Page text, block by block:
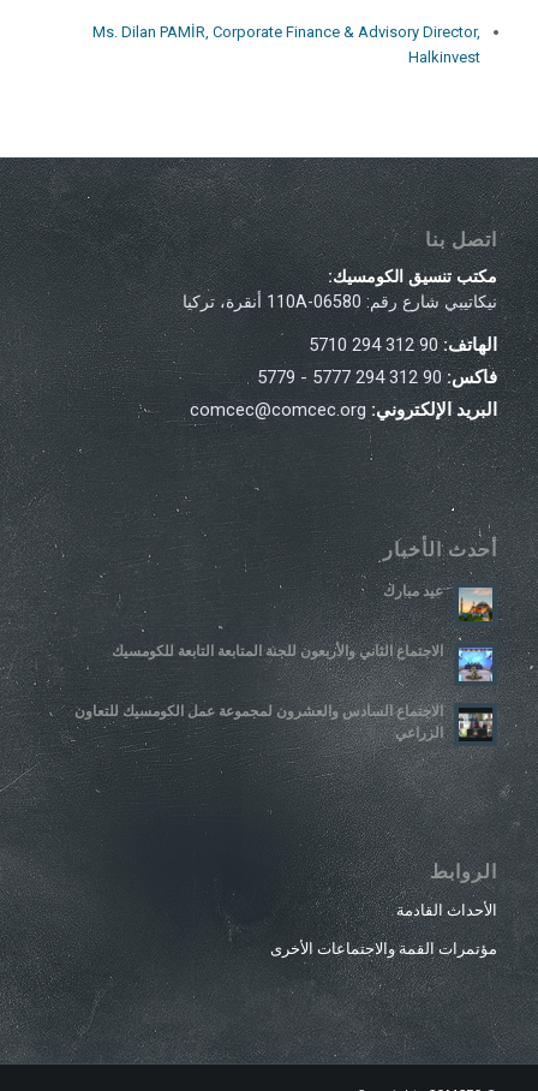
Ms. Dilan PAMİR, Corporate Finance & Advisory Director,
Halkinvest
اتصل بنا
مكتب تنسيق الكومسيك:
نيكاتيبي شارع رقم: 110A-06580 أنقرة، تركيا
الهاتف:90 312 294 5710
فاكس:90 312 294 5777 - 5779
البريد الإلكتروني: comcec@comcec.org
أحدث الأخبار
عيد مبارك
الاجتماع الثاني والأربعون للجنة المتابعة التابعة للكومسيك
الاجتماع السادس والعشرون لمجموعة عمل الكومسيك للتعاون
الزراعي
الروابط
الأحداث القادمة
مؤتمرات القمة والاجتماعات الأخرى